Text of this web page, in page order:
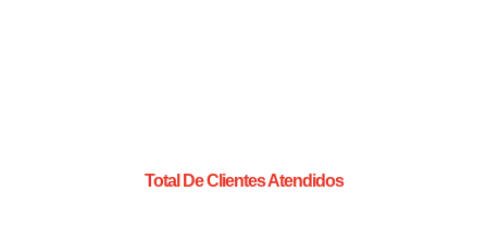
Total De Clientes Atendidos